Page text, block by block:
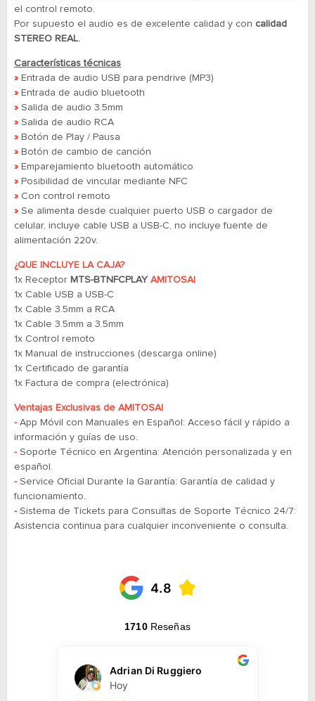
el control remoto.
Por supuesto el audio es de excelente calidad y con calidad
STEREO REAL.
Características técnicas
» Entrada de audio USB para pendrive (MP3)
»Entrada de audio bluetooth
»Salida de audio 3.5mm
»Salida de audio RCA
»Botón de Play / Pausa
»Botón de cambio de canción
»Emparejamiento bluetooth automático
»Posibilidad de vincular mediante NFC
»Con control remoto
»Se alimenta desde cualquier puerto USB o cargador de
celular, incluye cable USB a USB-C, no incluye fuente de
alimentación 220v.
¿QUE INCLUYE LA CAJA?
1x Receptor MTS-BTNFCPLAY AMITOSAI
1x Cable USB a USB-C
1x Cable 3.5mm a RCA
1x Cable 3.5mm a 3.5mm
1x Control remoto
1x Manual de instrucciones (descarga online)
1x Certificado de garantía
1x Factura de compra (electrónica)
Ventajas Exclusivas de AMITOSAI
- App Móvil con Manuales en Español: Acceso fácil y rápido a
información y guías de uso.
- Soporte Técnico en Argentina: Atención personalizada y en
español.
- Service Oficial Durante la Garantía: Garantía de calidad y
funcionamiento.
- ​​​​​​​Sistema de Tickets para Consultas de Soporte Técnico 24/7:
Asistencia continua para cualquier inconveniente o consulta.